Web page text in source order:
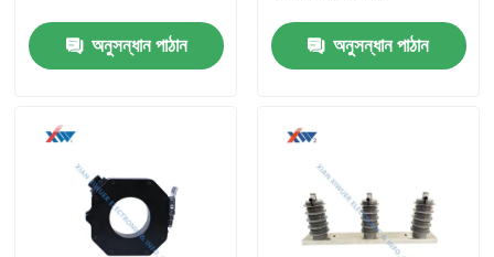
VR প্রদর্শন
অনুসন্ধান পাঠান অনুসন্ধান পাঠান